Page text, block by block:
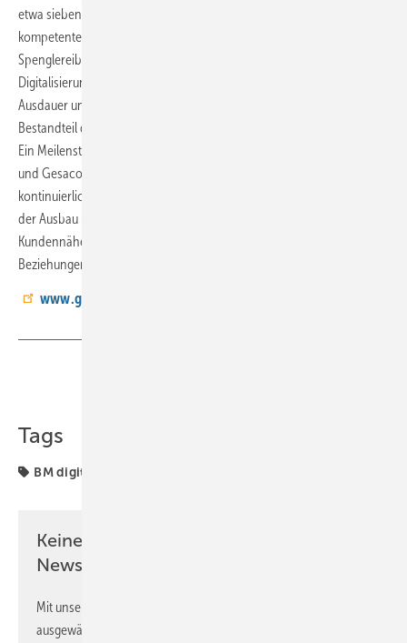
etwa sieben Jahren hatte mein Vater eine Vision: ein unabhängiges,
kompetentes Beratungsunternehmen aufzubauen, um
Spenglereibetriebe auf ihrem Weg in die durchgängige und vernetzte
Digitalisierung zu unterstützen. Darüber hinaus wurde mit Herzblut,
Ausdauer und starken Partnern die Softwarelösung Bendex als fester
Bestandteil der Schweizer Spengler-Bildungsverordnung verankert.
Ein Meilenstein! Mein Ziel ist, die Vision meines Vaters weiterzutragen
und Gesacon nachhaltig in die Zukunft zu führen. Dazu gehören die
kontinuierliche Weiterentwicklung unserer internen Prozesse sowie
der Ausbau unseres Teams. Gesacon steht auch weiterhin für
Kundennähe, Kompetenz, echte Partnerschaften und vertrauensvolle
Beziehungen.“
www.gesacon.ch
Tags
BM digital
Keine Zeit? Kein Problem mit dem BM
Newsletter!
Mit unserem Newsletter erhalten Sie regelmäßig von uns
ausgewählte Informationen und Neuigkeiten, gebündelt und